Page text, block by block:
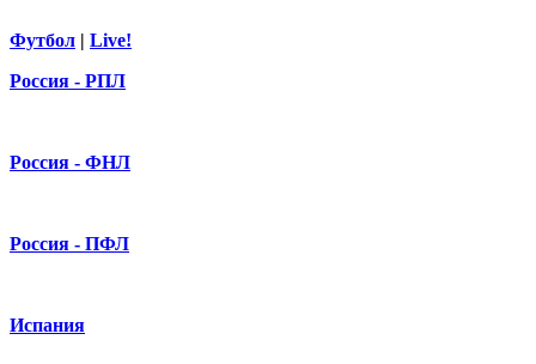
Футбол | Live!
Россия - РПЛ
Россия - ФНЛ
Россия - ПФЛ
Испания